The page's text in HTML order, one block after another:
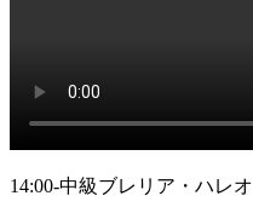
14:00-中級ブレリア・ハレオ